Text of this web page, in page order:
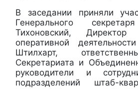
В заседании приняли
Генерального
Тихоновский,
оперативной
Штилхарт,
Секретариата и
руководители и
подразделений штаб-